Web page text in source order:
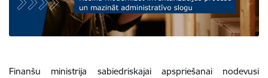
Finanšu ministrija sabiedriskajai apspriešanai nodevusi